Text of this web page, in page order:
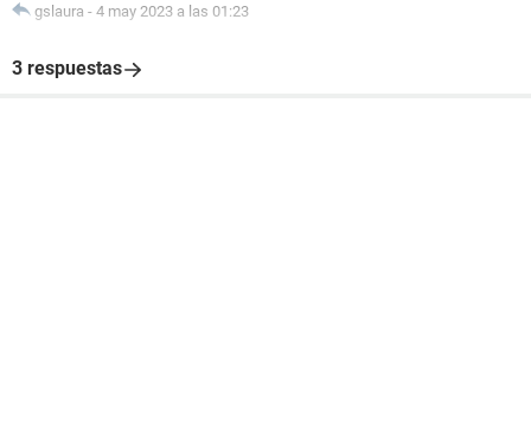
gslaura - 4 may 2023 a las 01:23
3 respuestas